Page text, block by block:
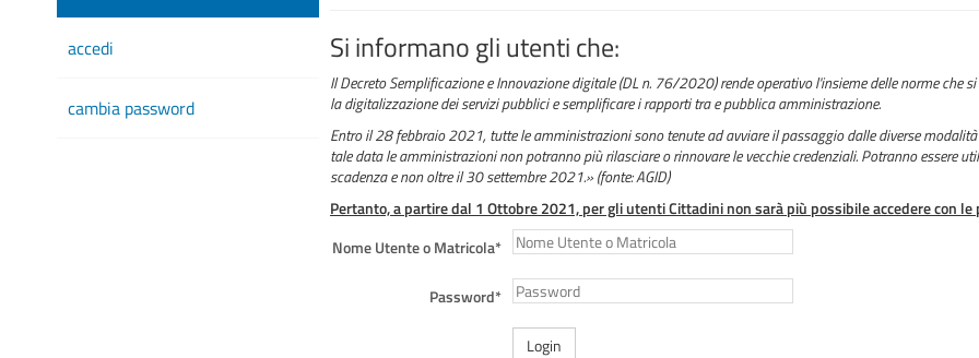
accedi
cambia password
Si informano gli utenti che:
Il Decreto Semplificazione e Innovazione digitale (DL n. 76/2020) rende operativo l'insieme delle norme che
la digitalizzazione dei servizi pubblici e semplificare i rapporti tra e pubblica amministrazione.
Entro il 28 febbraio 2021, tutte le amministrazioni sono tenute ad avviare il passaggio dalle diverse
tale data le amministrazioni non potranno più rilasciare o rinnovare le vecchie credenziali. Potranno essere
scadenza e non oltre il 30 settembre 2021.» (fonte: AGID)
Pertanto, a partire dal 1 Ottobre 2021, per gli utenti Cittadini non sarà più possibile accedere con
Nome Utente o Matricola*
Password*
Login